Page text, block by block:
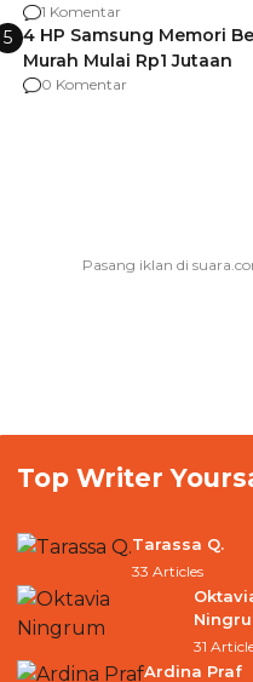
agar Dana Tidak Hangus!
1 Komentar
5 4 HP Samsung Memori
Murah Mulai Rp1 Jutaan
0 Komentar
Top Writer
Tarassa Q.
33 Articles
31
Ardina Praf